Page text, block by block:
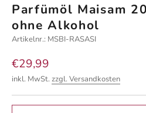
Parfümöl Maisam
ohne Alkohol
Artikelnr.: MSBI-RASASI
Angebot
€29,99
inkl. MwSt. zzgl. Versandkosten